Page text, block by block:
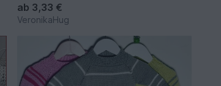
ab 3,33 €
VeronikaHug